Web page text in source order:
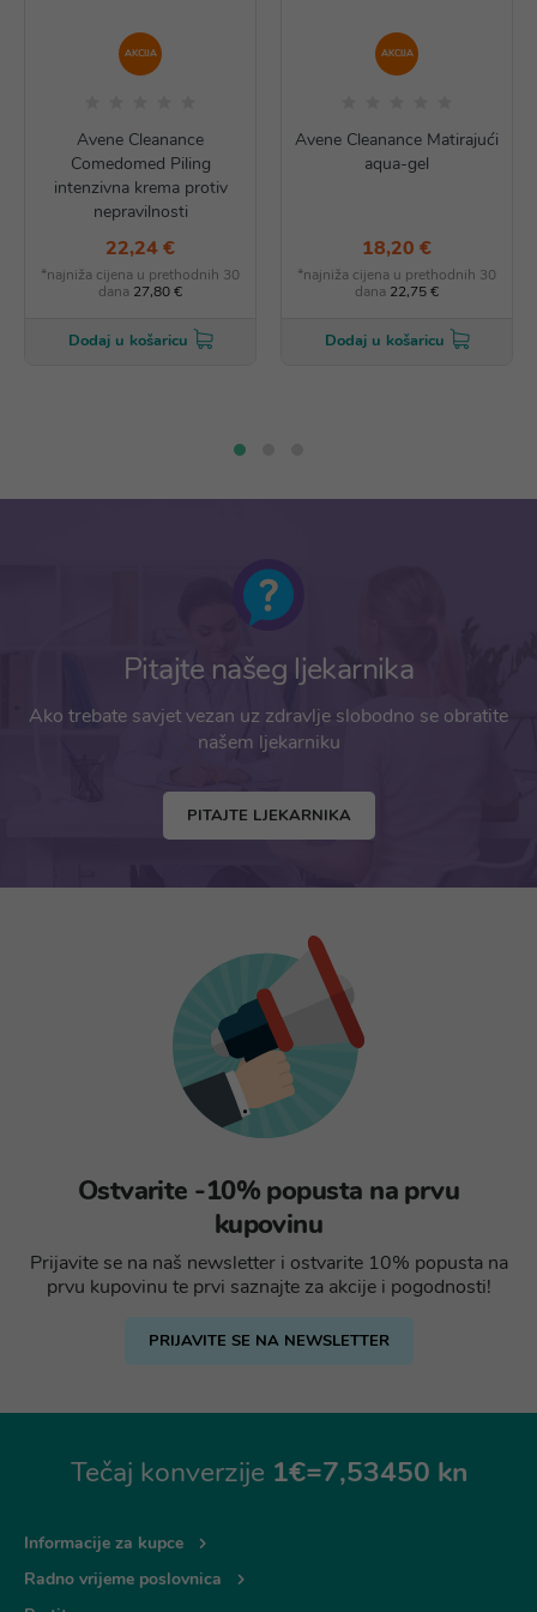
AKCIJA
Avene Cleanance
Comedomed Piling
intenzivna krema protiv
nepravilnosti
22,24 €
*najniža cijena u prethodnih 30
dana 27,80 €
Dodaj u košaricu
AKCIJA
Avene Cleanance Matirajući
aqua-gel
18,20 €
*najniža cijena u prethodnih 30
dana 22,75 €
Dodaj u košaricu
Pitajte našeg ljekarnika
Ako trebate savjet vezan uz zdravlje slobodno se obratite
našem ljekarniku
PITAJTE LJEKARNIKA
Ostvarite -10% popusta na prvu
kupovinu
Prijavite se na naš newsletter i ostvarite 10% popusta na
prvu kupovinu te prvi saznajte za akcije i pogodnosti!
PRIJAVITE SE NA NEWSLETTER
Tečaj konverzije 1€=7,53450 kn
Informacije za kupce
Radno vrijeme poslovnica